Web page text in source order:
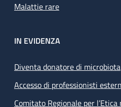
Malattie rare
IN EVIDENZA
Diventa donatore di microbiota
Accesso di professionisti
Comitato Regionale per l’Etica